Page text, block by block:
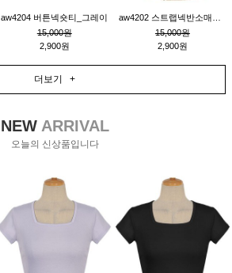
aw4204 버튼넥숏티_그레이
15,000원
2,900원
15,000원
2,900원
더보기 +
NEWARRIVAL
오늘의 신상품입니다